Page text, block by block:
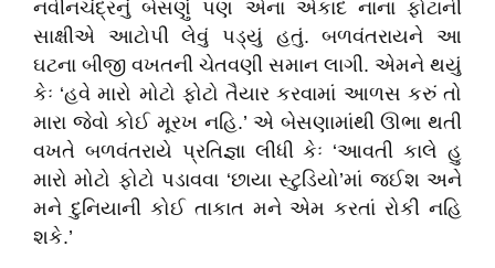
નવીનચંદ્રનું બેસણું પણ એના એકાદ નાના ફોટાની
સાક્ષીએ આટોપી લેવું પડ્યું હતું. બળવંતરાયને આ
ઘટના બીજી વખતની ચેતવણી સમાન લાગી. એમને થયું
કેઃ ‘હવે મારો મોટો ફોટો તૈયાર કરવામાં આળસ કરું તો
મારા જેવો કોઈ મૂરખ નહિ.’ એ બેસણામાંથી ઊભા થતી
વખતે બળવંતરાયે પ્રતિજ્ઞા લીધી કેઃ ‘આવતી કાલે હુ
મારો મોટો ફોટો પડાવવા ‘છાયા સ્ટુડિયો’માં જઈશ અને
મને દુનિયાની કોઈ તાકાત મને એમ કરતાં રોકી નહિ
શકે.’